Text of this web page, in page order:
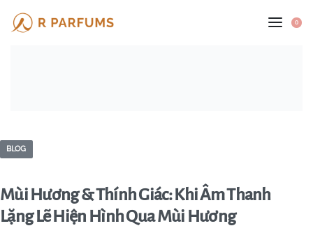
0
BLOG
Mùi Hương & Thính Giác: Khi Âm Thanh
Lặng Lẽ Hiện Hình Qua Mùi Hương